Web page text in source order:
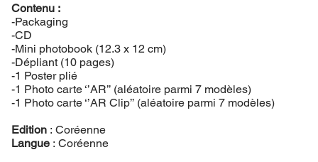
Contenu :
-Packaging
-CD
-Mini photobook (12.3 x 12 cm)
-Dépliant (10 pages)
-1 Poster plié
-1 Photo carte ‘’AR’’ (aléatoire parmi 7 modèles)
-1 Photo carte ‘’AR Clip’’ (aléatoire parmi 7 modèles)
Edition : Coréenne
Langue : Coréenne